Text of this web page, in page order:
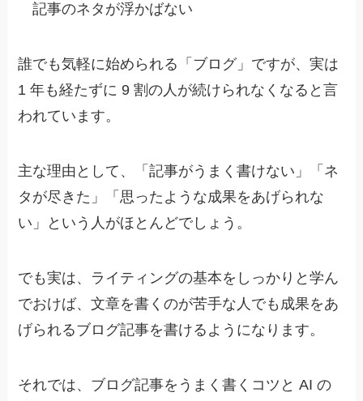
記事のネタが浮かばない
誰でも気軽に始められる「ブログ」ですが、実は
1 年も経たずに 9 割の人が続けられなくなると言
われています。
主な理由として、「記事がうまく書けない」「ネ
タが尽きた」「思ったような成果をあげられな
い」という人がほとんどでしょう。
でも実は、ライティングの基本をしっかりと学ん
でおけば、文章を書くのが苦手な人でも成果をあ
げられるブログ記事を書けるようになります。
それでは、 ブログ記事をうまく書くコツと AI の